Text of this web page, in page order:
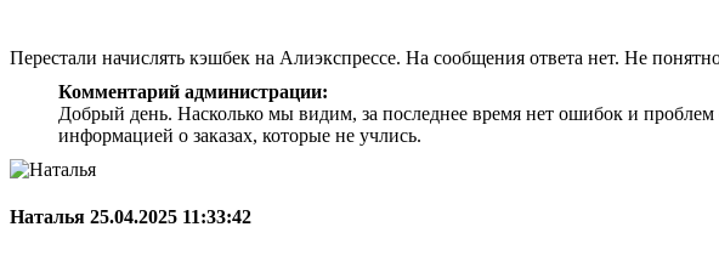
Перестали начислять кэшбек на Алиэкспрессе. На сообщения ответа нет. Не
Комментарий администрации:
Добрый день. Насколько мы видим, за последнее время нет ошибок и
информацией о заказах, которые не учлись.
Наталья 25.04.2025 11:33:42